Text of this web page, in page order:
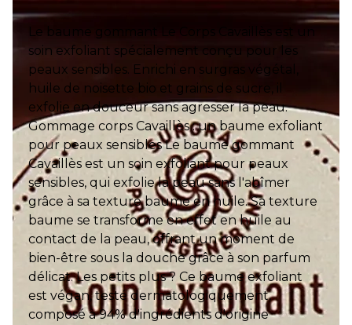
Le baume gommant Le Corps Cavaillès est un
soin exfoliant spécialement conçu pour les
peaux sensibles. Enrichi en surgras végétal,
huile de noisette bio et grains de sucre, il
exfolie en douceur sans agresser la peau.
Gommage corps Cavaillès : un baume exfoliant
pour peaux sensibles Le baume gommant
Cavaillès est un soin exfoliant pour peaux
sensibles, qui exfolie la peau sans l'abîmer
grâce à sa texture baume en huile. Sa texture
baume se transforme en effet en huile au
contact de la peau, offrant un moment de
bien-être sous la douche grâce à son parfum
délicat. Les petits plus ? Ce baume exfoliant
est végan, testé dermatologiquement,
composé à 94% d'ingrédients d'origine